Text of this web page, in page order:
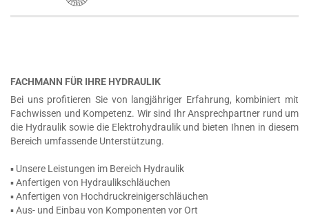
FACHMANN FÜR IHRE HYDRAULIK
Bei uns profitieren Sie von langjähriger Erfahrung, kombiniert mit
Fachwissen und Kompetenz. Wir sind Ihr Ansprechpartner rund um
die Hydraulik sowie die Elektrohydraulik und bieten Ihnen in diesem
Bereich umfassende Unterstützung.
▪ Unsere Leistungen im Bereich Hydraulik
▪ Anfertigen von Hydraulikschläuchen
▪ Anfertigen von Hochdruckreinigerschläuchen
▪ Aus- und Einbau von Komponenten vor Ort